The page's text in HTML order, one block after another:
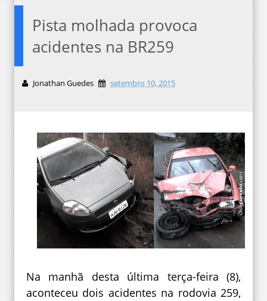
Pista molhada provoca
acidentes na BR259
Jonathan Guedes setembro 10, 2015
Na manhã desta última terça-feira (8),
aconteceu dois acidentes na rodovia 259,